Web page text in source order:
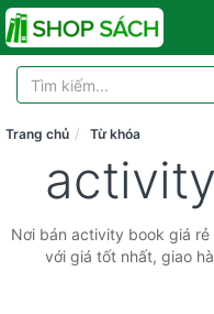
Trang chủ Từ khóa
Nơi bán activity book giá
với giá tốt nhất, giao